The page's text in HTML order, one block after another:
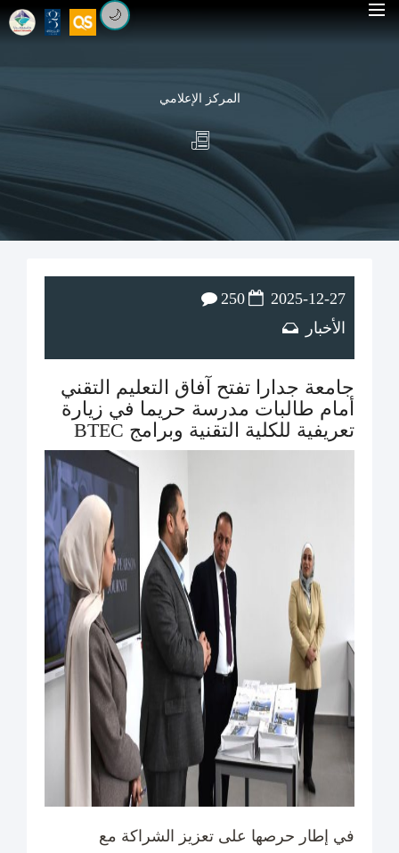
🌙
المركز الإعلامي
2025-12-27
الأخبار
250
جامعة جدارا تفتح آفاق التعليم التقني
أمام طالبات مدرسة حريما في زيارة
تعريفية للكلية التقنية وبرامج BTEC
في إطار حرصها على تعزيز الشراكة مع